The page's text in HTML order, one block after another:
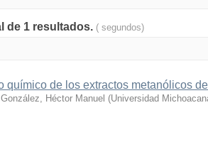
de 1 resultados. ( segundos)
químico de los extractos metanólicos
Héctor Manuel (Universidad